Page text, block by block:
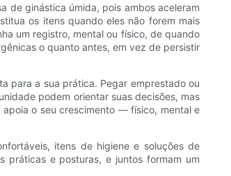
de ginástica úmida, pois ambos aceleram
os itens quando eles não forem mais
um registro, mental ou físico, de quando
o quanto antes, em vez de persistir
para a sua prática. Pegar emprestado ou
podem orientar suas decisões, mas
o seu crescimento — físico, mental e
itens de higiene e soluções de
práticas e posturas, e juntos formam um